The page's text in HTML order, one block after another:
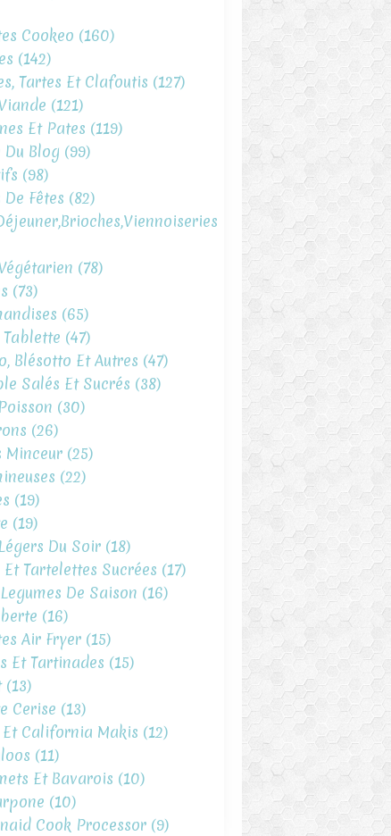
Cookeo (160)
(142)
Tartes Et Clafoutis (127)
(121)
Et Pates (119)
Du Blog (99)
(98)
De Fêtes (82)
(78)
(73)
(65)
(47)
Blésotto Et Autres (47)
Salés Et Sucrés (38)
(30)
(26)
Minceur (25)
(22)
(19)
(19)
Du Soir (18)
Et Tartelettes Sucrées (17)
De Saison (16)
(16)
Air Fryer (15)
Et Tartinades (15)
(13)
Cerise (13)
California Makis (12)
(11)
Et Bavarois (10)
(10)
Cook Processor (9)